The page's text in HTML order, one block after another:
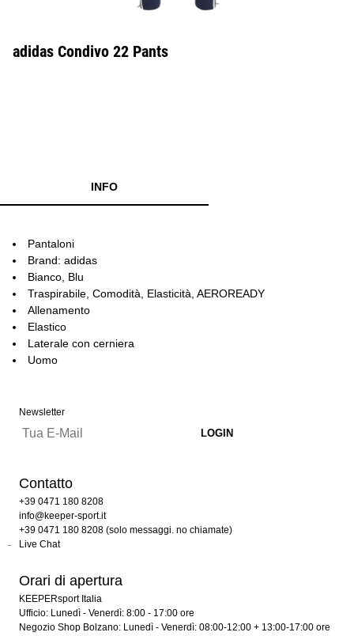
adidas Condivo 22 Pants
INFO
Pantaloni
Brand: adidas
Bianco, Blu
Traspirabile, Comodità, Elasticità, AEROREADY
Allenamento
Elastico
Laterale con cerniera
Uomo
Newsletter
Contatto
+39 0471 180 8208
info@keeper-sport.it
+39 0471 180 8208 (solo messaggi. no chiamate)
Live Chat
Orari di apertura
KEEPERsport Italia
Ufficio: Lunedì - Venerdì: 8:00 - 17:00 ore
Negozio Shop Bolzano: Lunedì - Venerdì: 08:00-12:00 + 13:00-17:00 ore